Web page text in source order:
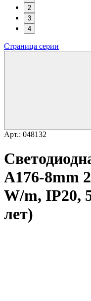
2
3
4
Страница серии
Арт.: 048132
A176-8mm
W/m, IP20,
лет)